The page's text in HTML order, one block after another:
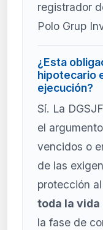
registrador
Polo Grup
¿Esta
hipotecario
ejecución?
Sí. La
el
vencidos o
de las
protección
toda la vida
la fase de